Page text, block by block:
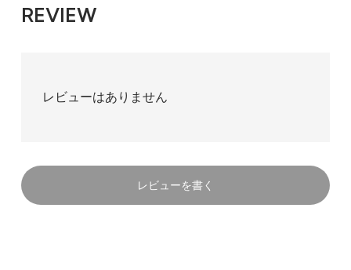
REVIEW
レビューはありません
レビューを書く